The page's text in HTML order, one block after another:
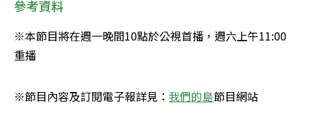
參考資料
※本節目將在週一晚間10點於公視首播，週六上午11:00
重播
※節目內容及訂閱電子報詳見： 我們的島節目網站